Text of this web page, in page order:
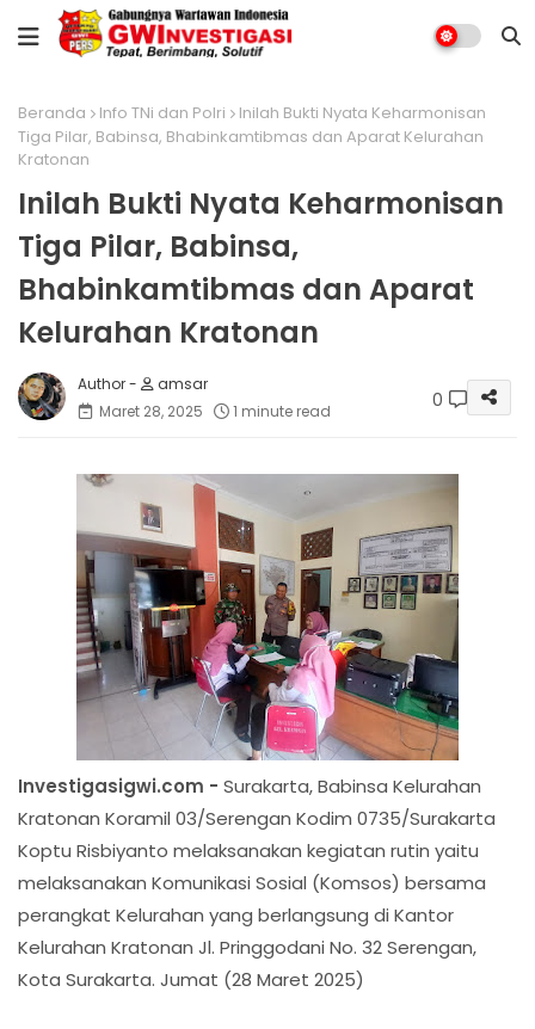
Beranda Info TNi dan Polri
Inilah Bukti Nyata Keharmonisan
Tiga Pilar, Babinsa, Bhabinkamtibmas dan Aparat Kelurahan
Kratonan
Inilah Bukti Nyata Keharmonisan
Tiga Pilar, Babinsa,
Bhabinkamtibmas dan Aparat
Kelurahan Kratonan
amsar
Maret 28, 2025
1 minute read 0
Investigasigwi.com - Surakarta, Babinsa Kelurahan
Kratonan Koramil 03/Serengan Kodim 0735/Surakarta
Koptu Risbiyanto melaksanakan kegiatan rutin yaitu
melaksanakan Komunikasi Sosial (Komsos) bersama
perangkat Kelurahan yang berlangsung di Kantor
Kelurahan Kratonan Jl. Pringgodani No. 32 Serengan,
Kota Surakarta. Jumat (28 Maret 2025)